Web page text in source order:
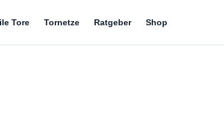
Tore Tornetze Ratgeber Shop